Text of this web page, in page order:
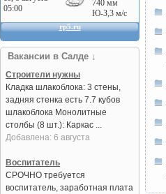
Вакансии в Салде ↓
Строители нужны
Кладка шлакоблока: 3 стены,
задняя стенка есть 7.7 кубов
шлакоблока Монолитные
столбы (8 шт.): Каркас ...
Добавлена: 6 августа
Воспитатель
СРОЧНО требуется
воспитатель, заработная плата